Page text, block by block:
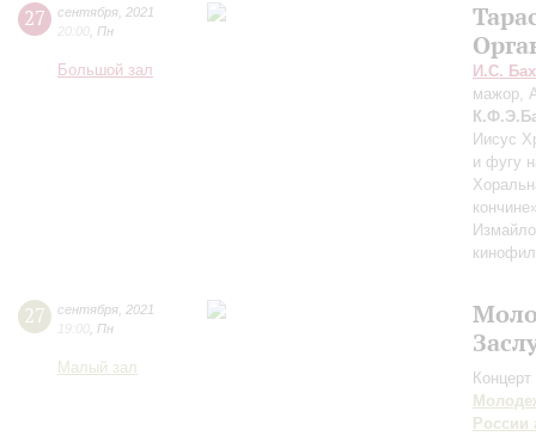
27 сентября 2021
20:00 Пн
Большой зал
И.С. Бах
мажор,
Иисус
и фугу
27 сентября 2021
19:00 Пн
Малый зал
России